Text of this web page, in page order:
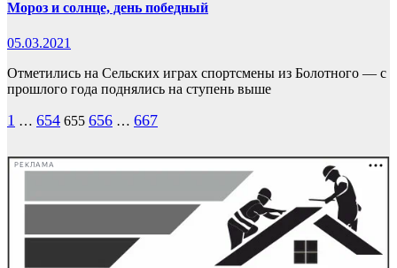
Мороз и солнце, день победный
05.03.2021
Отметились на Сельских играх спортсмены из Болотного — с
прошлого года поднялись на ступень выше
Пагинация
1 … 654 655 656 … 667
РЕКЛАМА